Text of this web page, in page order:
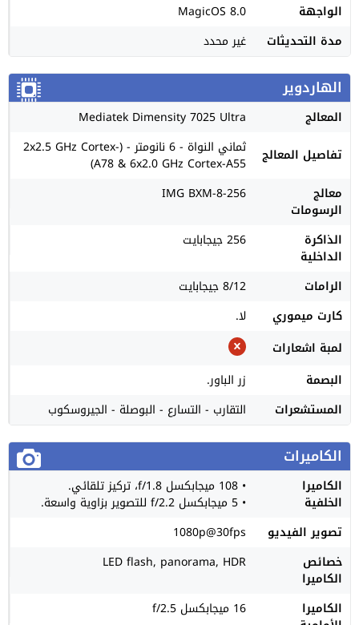
الواجهة
MagicOS 8.0
مدة التحديثات
غير محدد
الهاردوير
المعالج
Mediatek Dimensity 7025 Ultra
تفاصيل المعالج
ثماني النواة - 6 نانومتر - (2x2.5 GHz Cortex-
A78 & 6x2.0 GHz Cortex-A55)
معالج
الرسومات
IMG BXM-8-256
الذاكرة
الداخلية
256 جيجابايت
الرامات
8/12 جيجابايت
كارت ميموري
لا.
لمبة اشعارات
البصمة
زر الباور.
المستشعرات
التقارب - التسارع - البوصلة - الجيروسكوب
الكاميرات
الكاميرا
الخلفية
• 108 ميجابكسل f/1.8، تركيز تلقائي.
• 5 ميجابكسل f/2.2 للتصوير بزاوية واسعة.
تصوير الفيديو
1080p@30fps
خصائص
الكاميرا
LED flash, panorama, HDR
الكاميرا 16 ميجابكسل f/2.5